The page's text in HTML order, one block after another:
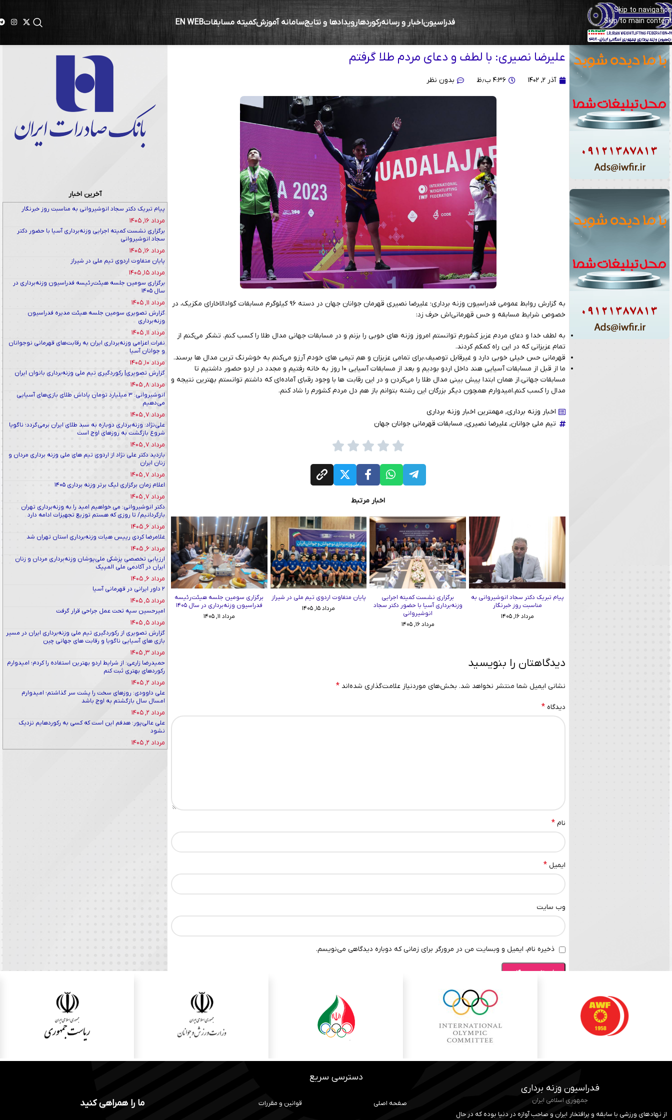
Skip to navigation
Skip to main content
فدراسیوناخبار و رسانهرکوردهارویدادها و نتایجسامانه آموزشکمیته مسابقاتEN WEB
قهرمانی جوانان جهان مکزیک
علیرضا نصیری: با لطف و دعای مردم طلا گرفتم
آذر ۲, ۱۴۰۲ ۴:۳۶ ب٫ظ بدون نظر
به گزارش روابط عمومی فدراسیون وزنه برداری؛ علیرضا نصیری قهرمان جوانان جهان در دسته ۹۶ کیلوگرم مسابقات گوادالاخارای مکزیک، در
خصوص شرایط مسابقه و حس قهرمانی‌اش حرف زد:
به لطف خدا و دعای مردم عزیز کشورم توانستم امروز وزنه های خوبی را بزنم و در مسابقات جهانی مدال طلا را کسب کنم. تشکر می‌کنم از
تمام عزیزانی که در این راه کمکم کردند.
قهرمانی حس خیلی خوبی دارد و غیرقابل توصیف.برای تمامی عزیزان و هم تیمی های خودم آرزو می‌کنم به خوشرنگ ترین مدال ها برسند.
ما از قبل از مسابقات آسیایی هند داخل اردو بودیم و بعد از مسابقات آسیایی ۱۰ روز به خانه رفتیم و مجدد در اردو حضور داشتیم تا
مسابقات جهانی.از همان ابتدا پیش بینی مدال طلا را می‌کردن و در این رقابت ها با وجود رقبای آماده‌ای که داشتم توانستم بهترین نتیجه و
مدال را کسب کنم.امیدوارم همچون دیگر بزرگان این رشته بتوانم باز هم دل مردم کشورم را شاد کنم.
اخبار وزنه برداری, مهمترین اخبار وزنه برداری
تیم ملی جوانان, علیرضا نصیری, مسابقات قهرمانی جوانان جهان
اخبار مرتبط
پیام تبریک دکتر سجاد انوشیروانی به
مناسبت روز خبرنگار
مرداد ۱۶, ۱۴۰۵
برگزاری نشست کمیته اجرایی
وزنه‌برداری آسیا با حضور دکتر سجاد
انوشیروانی
مرداد ۱۶, ۱۴۰۵
پایان متفاوت اردوی تیم ملی در شیراز
مرداد ۱۵, ۱۴۰۵
برگزاری سومین جلسه هیئت‌رئیسه
فدراسیون وزنه‌برداری در سال ۱۴۰۵
مرداد ۱۱, ۱۴۰۵
دیدگاهتان را بنویسید
نشانی ایمیل شما منتشر نخواهد شد. بخش‌های موردنیاز علامت‌گذاری شده‌اند *
دیدگاه *
نام *
ایمیل *
وب‌ سایت
ذخیره نام، ایمیل و وبسایت من در مرورگر برای زمانی که دوباره دیدگاهی می‌نویسم.
آخرین اخبار
پیام تبریک دکتر سجاد انوشیروانی به مناسبت روز خبرنگار
مرداد ۱۶, ۱۴۰۵
برگزاری نشست کمیته اجرایی وزنه‌برداری آسیا با حضور دکتر
سجاد انوشیروانی
مرداد ۱۶, ۱۴۰۵
پایان متفاوت اردوی تیم ملی در شیراز
مرداد ۱۵, ۱۴۰۵
برگزاری سومین جلسه هیئت‌رئیسه فدراسیون وزنه‌برداری در
سال ۱۴۰۵
مرداد ۱۱, ۱۴۰۵
گزارش تصویری سومین جلسه هیئت مدیره فدراسیون
وزنه‌برداری
مرداد ۱۱, ۱۴۰۵
نفرات اعزامی وزنه‌برداری ایران به رقابت‌های قهرمانی نوجوانان
و جوانان آسیا
مرداد ۱۰, ۱۴۰۵
گزارش تصویری| رکوردگیری تیم ملی وزنه‌برداری بانوان ایران
مرداد ۸, ۱۴۰۵
انوشیروانی: ۳ میلیارد تومان پاداش طلای بازی‌های آسیایی
می‌دهیم
مرداد ۷, ۱۴۰۵
علی‌نژاد: وزنه‌برداری دوباره به سبد طلای ایران برمی‌گردد؛ ناگویا
شروع بازگشت به روزهای اوج است
مرداد ۷, ۱۴۰۵
بازدید دکتر علی نژاد از اردوی تیم های ملی وزنه برداری مردان و
زنان ایران
مرداد ۷, ۱۴۰۵
اعلام زمان برگزاری لیگ برتر وزنه برداری ۱۴۰۵
مرداد ۷, ۱۴۰۵
دکتر انوشیروانی: می خواهیم امید را به وزنه‌برداری تهران
بازگردانیم/ تا روزی که هستم توزیع تجهیزات ادامه دارد
مرداد ۶, ۱۴۰۵
غلامرضا کردی رییس هیات وزنه‌برداری استان تهران شد
مرداد ۶, ۱۴۰۵
ارزیابی تخصصی پزشکی ملی‌پوشان وزنه‌برداری مردان و زنان
ایران در آکادمی ملی المپیک
مرداد ۶, ۱۴۰۵
۲ داور ایرانی در قهرمانی آسیا
مرداد ۵, ۱۴۰۵
امیرحسین سپه تحت عمل جراحی قرار گرفت
مرداد ۵, ۱۴۰۵
گزارش تصویری از رکوردگیری تیم ملی وزنه‌برداری ایران در مسیر
بازی های آسیایی ناگویا و رقابت های جهانی چین
مرداد ۳, ۱۴۰۵
حمیدرضا زارعی: از شرایط اردو بهترین استفاده را کردم؛ امیدوارم
رکوردهای بهتری ثبت کنم
مرداد ۲, ۱۴۰۵
علی داوودی: روزهای سخت را پشت سر گذاشتم؛ امیدوارم
امسال سال بازگشتم به اوج باشد
مرداد ۲, ۱۴۰۵
علی عالی‌پور: هدفم این است که کسی به رکوردهایم نزدیک
نشود
مرداد ۲, ۱۴۰۵
فدراسیون وزنه برداری
جمهوری اسلامی ایران
از نهادهای ورزشی با سابقه و پرافتخار ایران و صاحب آوازه در دنیا بوده که در حال
دسترسی سریع
صفحه اصلی قوانین و مقررات ما را همراهی کنید